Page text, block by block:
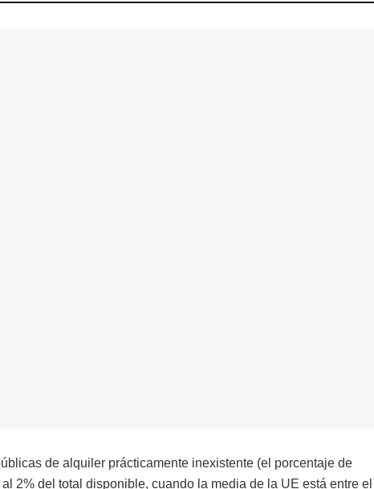
de alquiler prácticamente inexistente (el porcentaje de
2% del total disponible, cuando la media de la UE está entre el